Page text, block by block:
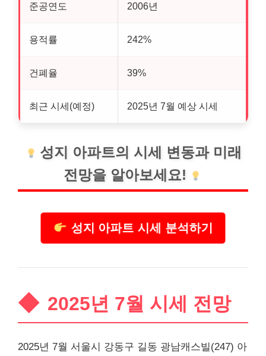
준공연도 2006년
용적률 242%
건폐율 39%
최근 시세(예정) 2025년 7월 예상 시세
성지 아파트의 시세 변동과 미래
전망을 알아보세요!
성지 아파트 시세 분석하기
2025년 7월 시세 전망
2025년 7월 서울시 강동구 길동 광남캐스빌(247) 아